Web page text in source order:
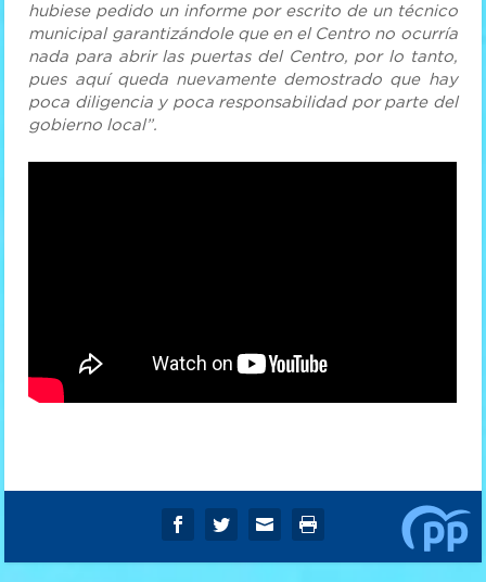
hubiese pedido un informe por escrito de un técnico
municipal garantizándole que en el Centro no ocurría
nada para abrir las puertas del Centro, por lo tanto,
pues aquí queda nuevamente demostrado que hay
poca diligencia y poca responsabilidad por parte del
gobierno local”.